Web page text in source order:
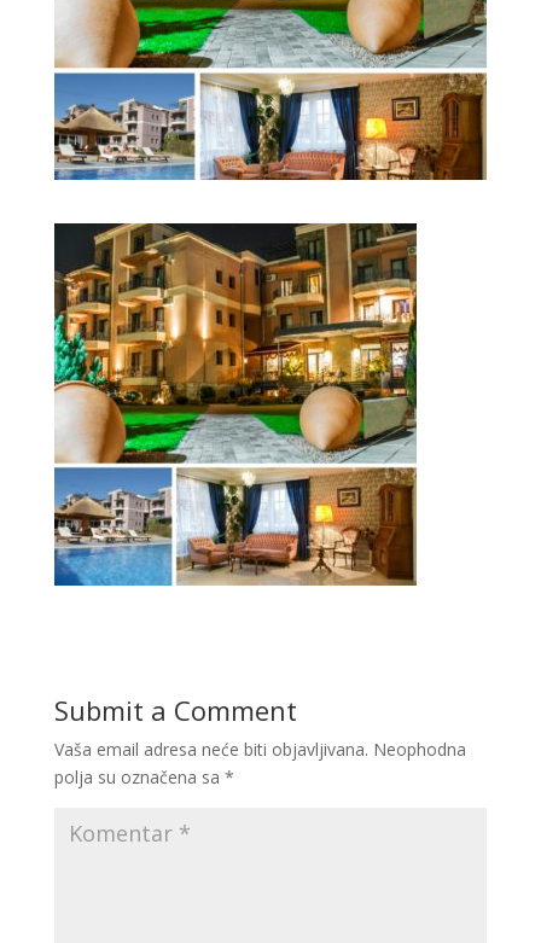
Submit a Comment
Vaša email adresa neće biti objavljivana. Neophodna
polja su označena sa *